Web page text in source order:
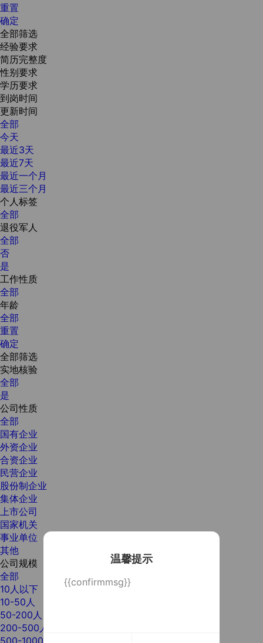
温馨提示
{{confirmmsg}}
重置
确定
全部筛选
经验要求
简历完整度
性别要求
学历要求
到岗时间
更新时间
全部
今天
最近3天
最近7天
最近一个月
最近三个月
个人标签
全部
退役军人
全部
否
是
工作性质
全部
年龄
全部
重置
确定
全部筛选
实地核验
全部
是
公司性质
全部
国有企业
外资企业
合资企业
民营企业
股份制企业
集体企业
上市公司
国家机关
事业单位
其他
公司规模
全部
10人以下
10-50人
50-200人
200-500人
500-1000人